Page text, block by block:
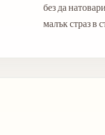
без да
малък страз в